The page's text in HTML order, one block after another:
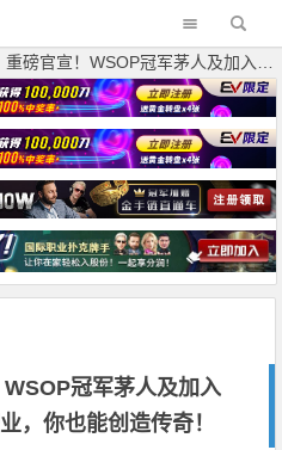
WSOP冠军茅人及加入GGTeam：即便不是职业，你也能创造传奇！
WSOP冠军茅人及加入
，你也能创造传奇！